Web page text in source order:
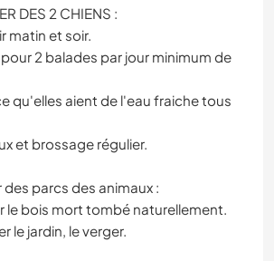
DES 2 CHIENS :
matin et soir.
2 balades par jour minimum de
qu'elles aient de l'eau fraiche tous
et brossage régulier.
parcs des animaux :
le bois mort tombé naturellement.
le jardin, le verger.